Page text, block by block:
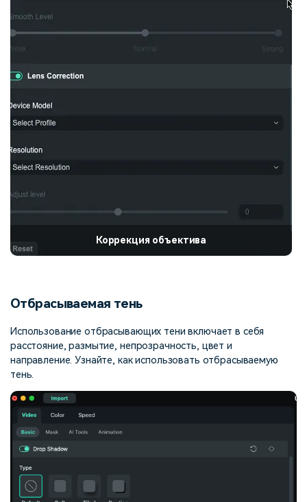
Коррекция объектива
Отбрасываемая тень
Использование отбрасывающих тени включает в себя
расстояние, размытие, непрозрачность, цвет и
направление. Узнайте, как использовать отбрасываемую
тень.